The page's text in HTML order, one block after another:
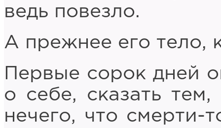
ведь повезло.
А прежнее его тело,
Первые сорок дней
о себе, сказать тем,
нечего, что смерти-